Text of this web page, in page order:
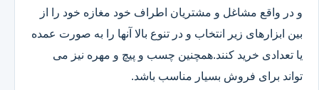
و در واقع مشاغل و مشتریان اطراف خود مغازه خود را از
بین ابزارهای زیر انتخاب و در تنوع بالا آنها را به صورت عمده
یا تعدادی خرید کنند.همچنین چسب و پیچ و مهره نیز می
تواند برای فروش بسیار مناسب باشد.